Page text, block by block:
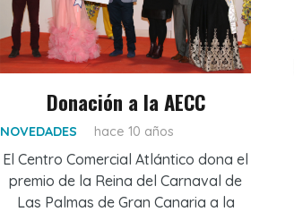
Donación a la AECC
NOVEDADES hace 10 años
El Centro Comercial Atlántico dona el
premio de la Reina del Carnaval de
Las Palmas de Gran Canaria a la